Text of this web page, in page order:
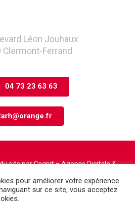
Léon Jouhaux
Clermont-Ferrand
04 73 23 63 63
site parCoqpit – Agence Digitale&
pour améliorer votre expérience
sur ce site, vous acceptez